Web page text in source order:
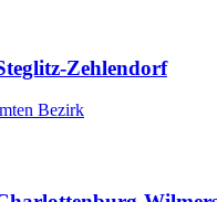
Zehlendorf
Bezirk